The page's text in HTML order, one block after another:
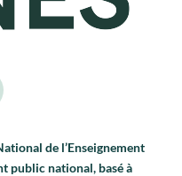
de l’Enseignement
public national, basé à